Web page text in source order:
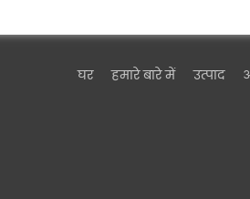
घर हमारे बारे में उत्पाद